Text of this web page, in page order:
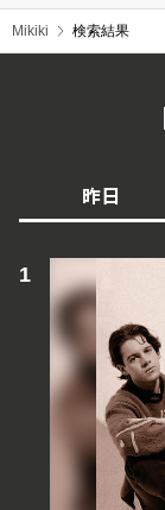
Mikiki 検索結果
昨日